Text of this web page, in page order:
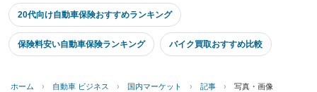
20代向け自動車保険おすすめランキング
保険料安い自動車保険ランキング バイク買取おすすめ比較
ホーム › 自動車 ビジネス › 国内マーケット › 記事 › 写真・画像